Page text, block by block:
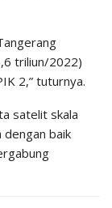
triliun/2022)
2,” tuturnya.
satelit skala
baik